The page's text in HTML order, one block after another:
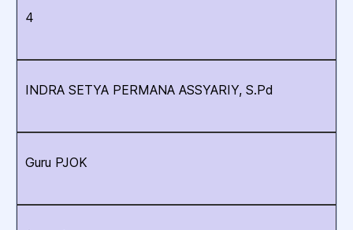
4
INDRA SETYA PERMANA ASSYARIY, S.Pd
Guru PJOK